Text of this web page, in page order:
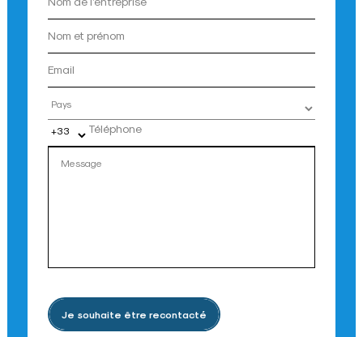
Je souhaite être recontacté